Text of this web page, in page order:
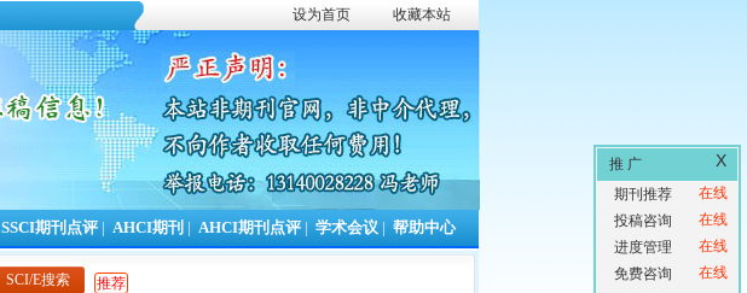
设为首页 收藏本站
SSCI期刊点评 AHCI期刊 AHCI期刊点评 学术会议 帮助中心
SCI/E搜索 推荐
X
推 广
在线
期刊推荐
在线
投稿咨询
在线
进度管理
在线
免费咨询